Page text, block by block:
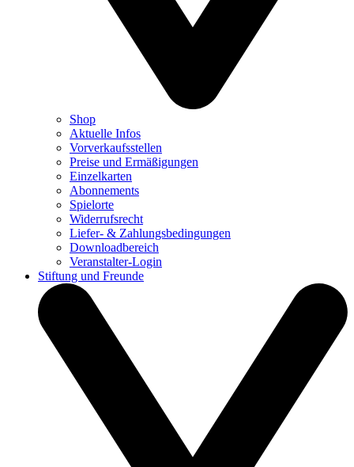
Shop
Aktuelle Infos
Vorverkaufsstellen
Preise und Ermäßigungen
Einzelkarten
Abonnements
Spielorte
Widerrufsrecht
Liefer- & Zahlungsbedingungen
Downloadbereich
Veranstalter-Login
Stiftung und Freunde